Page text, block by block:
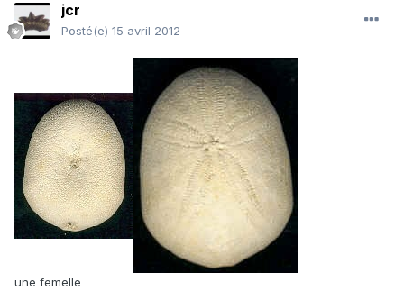
jcr
Posté(e) 15 avril 2012
une femelle